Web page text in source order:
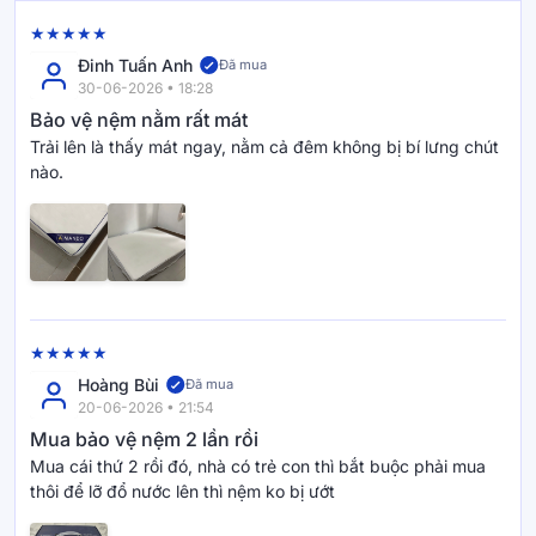
Đường may tinh xảo – Sang trọng từ những
chi tiết nhỏ nhất
• May viền thanh lịch, mềm mại mang cảm giác tinh tế.
• Bề mặt mượt mà, nâng tầm thẩm mỹ phòng ngủ, phù hợp
• Hoàn thiện đẹp như một món đồ trang trí, không chỉ là phụ
kiện.
Tặng kèm 2 vỏ gối Cooling – Mát dịu từ đầu
đến chân
Đinh Tuấn Anh Đã mua
30-06-2026 • 18:28
Bảo vệ nệm nằm rất mát
Trải lên là thấy mát ngay, nằm cả đêm không bị bí lưng chút
nào.
Hoàng Bùi Đã mua
20-06-2026 • 21:54
Mua bảo vệ nệm 2 lần rồi
Mua cái thứ 2 rồi đó, nhà có trẻ con thì bắt buộc phải mua
thôi để lỡ đổ nước lên thì nệm ko bị ướt